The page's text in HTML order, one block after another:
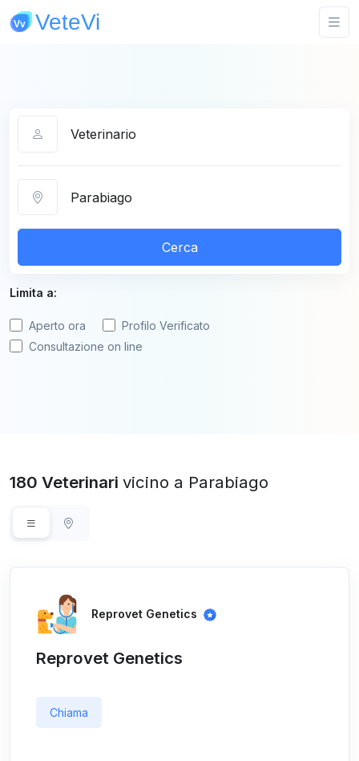
Cerca
Limita a:
Aperto ora
Profilo Verificato
Consultazione on line
180 Veterinari vicino a Parabiago
Reprovet Genetics
Reprovet Genetics
Chiama